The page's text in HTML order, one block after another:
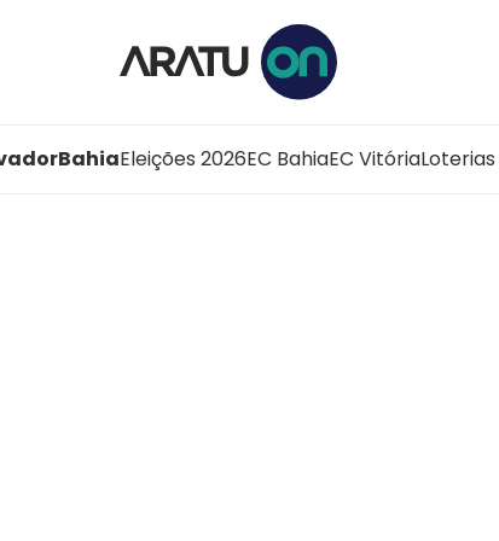
BahiaEleições 2026EC BahiaEC VitóriaLoterias